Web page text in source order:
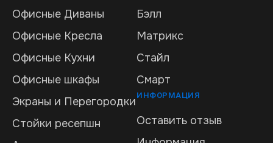
Офисные Диваны
Офисные Кресла
Офисные Кухни
Офисные шкафы
Экраны и Перегородки
Стойки ресепшн
Бэлл
Матрикс
Стайл
Смарт
ИНФОРМАЦИЯ
Оставить отзыв